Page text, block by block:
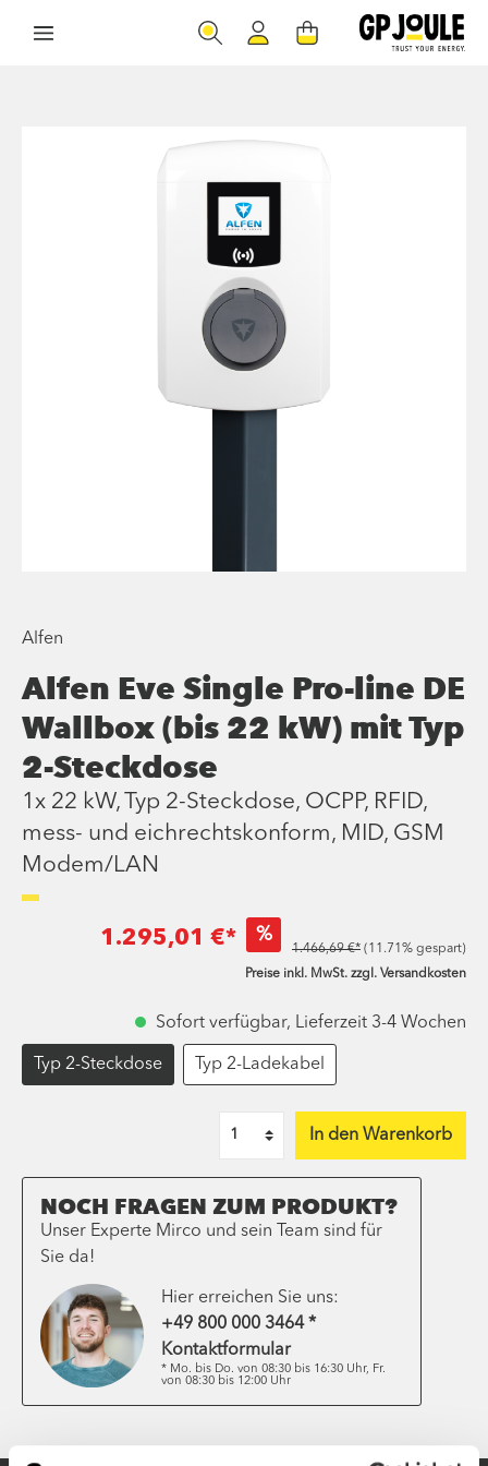
Alfen
Alfen Eve Single Pro-line DE
Wallbox (bis 22 kW) mit Typ
2-Steckdose
1x 22 kW, Typ 2-Steckdose, OCPP, RFID,
mess- und eichrechtskonform, MID, GSM
Modem/LAN
1.295,01 €* %
1.466,69 €* (11.71% gespart)
Preise inkl. MwSt. zzgl. Versandkosten
Sofort verfügbar, Lieferzeit 3-4 Wochen
Typ 2-Steckdose Typ 2-Ladekabel
In den Warenkorb
NOCH FRAGEN ZUM PRODUKT?
Unser Experte Mirco und sein Team sind für
Sie da!
Hier erreichen Sie uns:
+49 800 000 3464 *
Kontaktformular
* Mo. bis Do. von 08:30 bis 16:30 Uhr, Fr.
von 08:30 bis 12:00 Uhr